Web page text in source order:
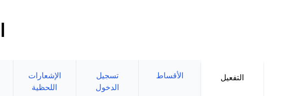
التفعيل الأقساط
تسجيل
الدخول
الإشعارات
اللحظية